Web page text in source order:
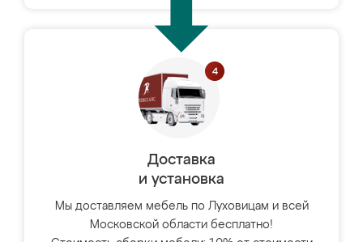
Доставка
и установка
Мы доставляем мебель по Луховицам и всей
Московской области бесплатно!